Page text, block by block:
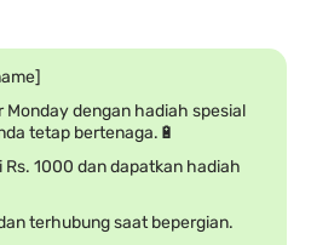
Monday dengan hadiah spesial
tetap bertenaga.🔋
Rs. 1000 dan dapatkan hadiah
terhubung saat bepergian.